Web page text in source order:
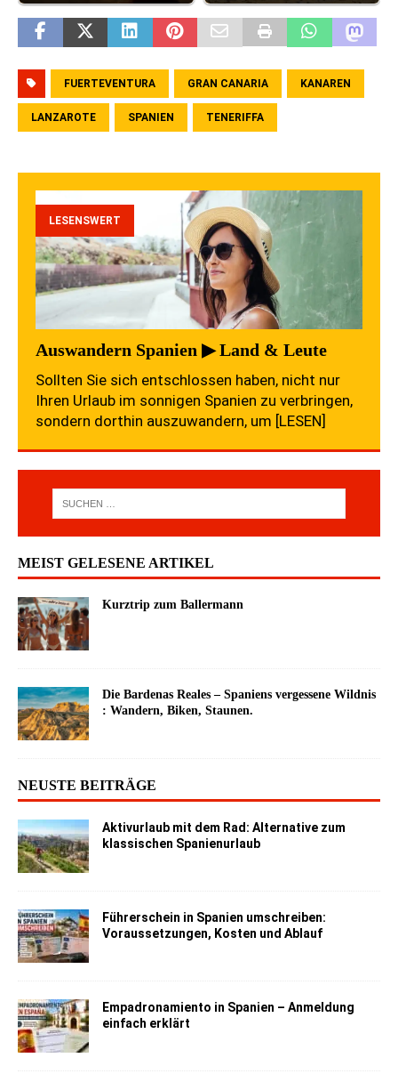
FUERTEVENTURA GRAN CANARIA KANAREN
LANZAROTE SPANIEN TENERIFFA
LESENSWERT
Auswandern Spanien ▶ Land & Leute
Sollten Sie sich entschlossen haben, nicht nur
Ihren Urlaub im sonnigen Spanien zu verbringen,
sondern dorthin auszuwandern, um [LESEN]
MEIST GELESENE ARTIKEL
Kurztrip zum Ballermann
Die Bardenas Reales – Spaniens vergessene Wildnis
: Wandern, Biken, Staunen.
NEUSTE BEITRÄGE
Aktivurlaub mit dem Rad: Alternative zum
klassischen Spanienurlaub
Führerschein in Spanien umschreiben:
Voraussetzungen, Kosten und Ablauf
Empadronamiento in Spanien – Anmeldung
einfach erklärt